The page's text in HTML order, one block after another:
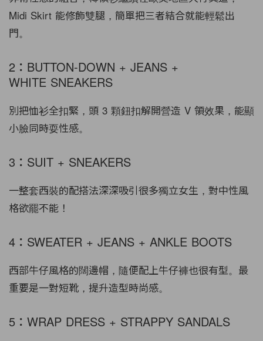
Midi Skirt 能修飾雙腿，簡單把三者結合就能輕鬆出
門。
2：BUTTON-DOWN + JEANS +
WHITE SNEAKERS
別把恤衫全扣緊，頭 3 顆鈕扣解開營造 V 領效果，能顯
小臉同時耍性感。
3：SUIT + SNEAKERS
一整套西裝的配搭法深深吸引很多獨立女生，對中性風
格欲罷不能！
4：SWEATER + JEANS + ANKLE BOOTS
西部牛仔風格的闊邊帽，隨便配上牛仔褲也很有型。最
重要是一對短靴，提升造型時尚感。
5：WRAP DRESS + STRAPPY SANDALS